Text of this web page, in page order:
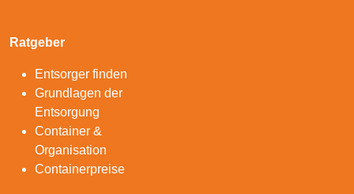
Ratgeber
Entsorger finden
Grundlagen der
Entsorgung
Container &
Organisation
Containerpreise